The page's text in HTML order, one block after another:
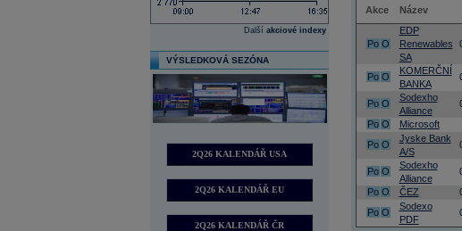
Další akciové indexy
VÝSLEDKOVÁ SEZÓNA
2Q26 KALENDÁŘ USA
2Q26 KALENDÁŘ EU
2Q26 KALENDÁŘ ČR
Akce Název
Po O
EDP
Renewables
SA
Po O
KOMERČNÍ
BANKA
Po O
Sodexho
Alliance
Po O Microsoft
Po O
Jyske Bank
A/S
Po O
Sodexho
Alliance
Po O ČEZ
Po O
Sodexo
PDF